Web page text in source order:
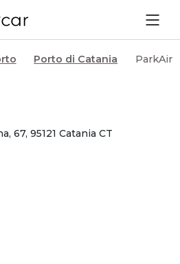
Porto di Catania ParkAir
67, 95121 Catania CT